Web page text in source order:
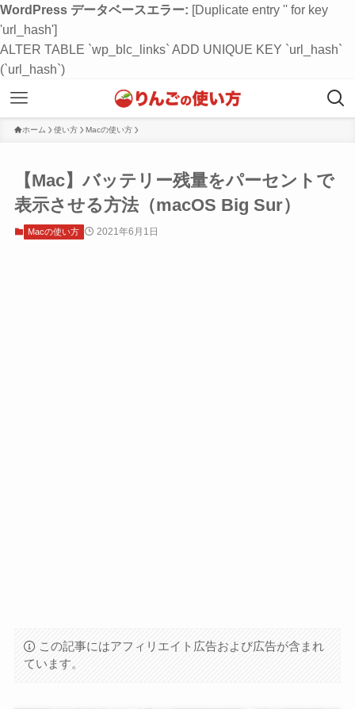
WordPress データベースエラー: [Duplicate entry '' for key
'url_hash']
ALTER TABLE `wp_blc_links` ADD UNIQUE KEY `url_hash`
(`url_hash`)
ホーム 使い方 Macの使い方
【Mac】バッテリー残量をパーセントで
表示させる方法（macOS Big Sur）
Macの使い方 2021年6月1日
この記事にはアフィリエイト広告および広告が含まれ
ています。